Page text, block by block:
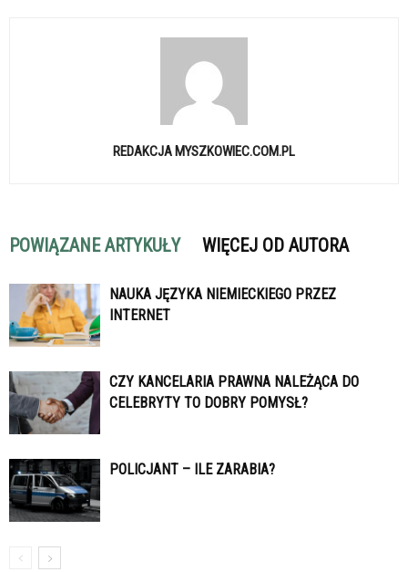
REDAKCJA MYSZKOWIEC.COM.PL
POWIĄZANE ARTYKUŁY WIĘCEJ OD AUTORA
NAUKA JĘZYKA NIEMIECKIEGO PRZEZ
INTERNET
CZY KANCELARIA PRAWNA NALEŻĄCA DO
CELEBRYTY TO DOBRY POMYSŁ?
POLICJANT – ILE ZARABIA?